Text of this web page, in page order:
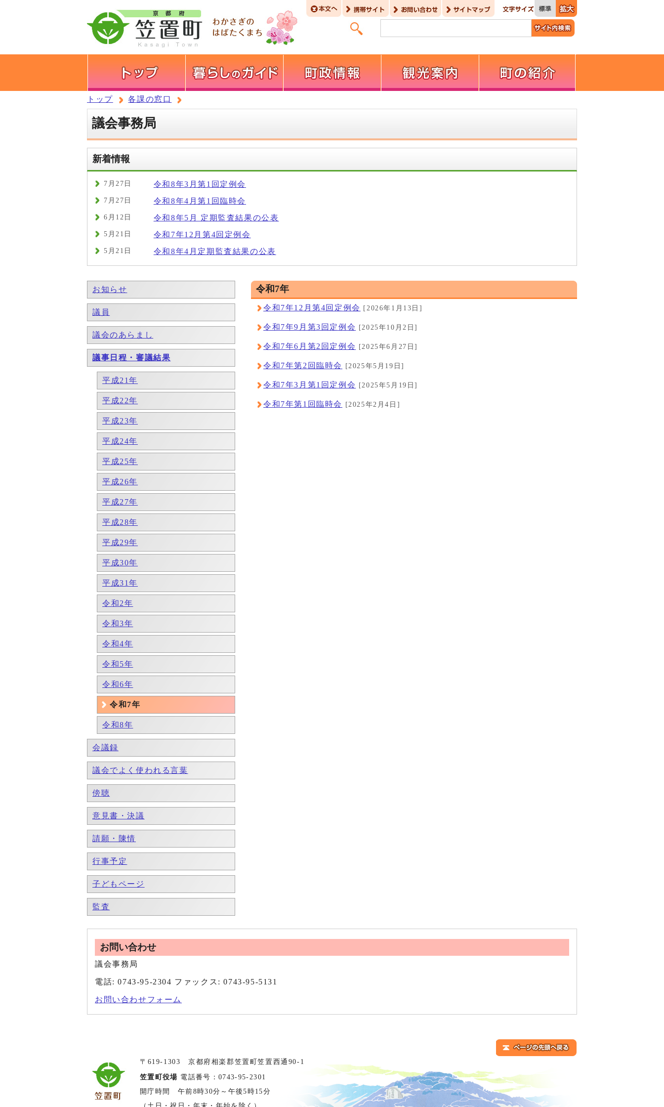
トップ 各課の窓口
議会事務局
新着情報
7月27日 令和8年3月第1回定例会
7月27日 令和8年4月第1回臨時会
6月12日 令和8年5月 定期監査結果の公表
5月21日 令和7年12月第4回定例会
5月21日 令和8年4月定期監査結果の公表
お知らせ
議員
議会のあらまし
議事日程・審議結果
平成21年
平成22年
平成23年
平成24年
平成25年
平成26年
平成27年
平成28年
平成29年
平成30年
平成31年
令和2年
令和3年
令和4年
令和5年
令和6年
令和7年
令和8年
会議録
議会でよく使われる言葉
傍聴
意見書・決議
請願・陳情
行事予定
子どもページ
監査
令和7年
令和7年12月第4回定例会 [2026年1月13日]
令和7年9月第3回定例会 [2025年10月2日]
令和7年6月第2回定例会 [2025年6月27日]
令和7年第2回臨時会 [2025年5月19日]
令和7年3月第1回定例会 [2025年5月19日]
令和7年第1回臨時会 [2025年2月4日]
お問い合わせ
議会事務局
電話: 0743-95-2304 ファックス: 0743-95-5131
お問い合わせフォーム
〒619-1303 京都府相楽郡笠置町笠置西通90-1
笠置町役場 電話番号：0743-95-2301
開庁時間 午前8時30分～午後5時15分